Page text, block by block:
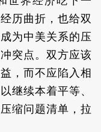
历曲折，也给双
为中美关系的压
突点。双方应该
，而不应陷入相
继续本着平等、
缩问题清单，拉